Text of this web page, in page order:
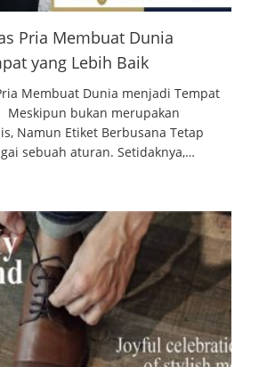
Pria Membuat Dunia
yang Lebih Baik
Membuat Dunia menjadi Tempat
Meskipun bukan merupakan
Namun Etiket Berbusana Tetap
sebuah aturan. Setidaknya,…